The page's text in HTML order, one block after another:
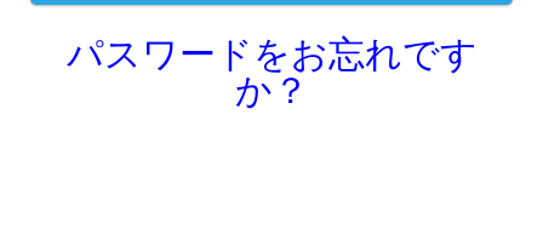
パスワードをお忘れです
か？